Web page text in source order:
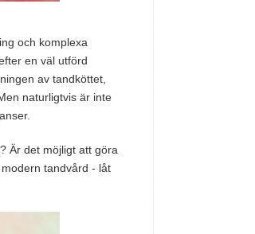
och komplexa
en väl utförd
av tandköttet,
naturligtvis är inte
Är det möjligt att göra
tandvård - låt